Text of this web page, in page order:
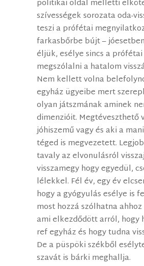
politikai oldal melletti
szívességek sorozata oda-
teszi a prófétai
farkasbőrbe bújt –
éljük, esélye sincs a
megszólalni a hatalom
Nem kellett volna
egyház ügyeibe mert
olyan játszmának aminek
dimenzióit. Megtéveszthető
jóhiszemű vagy és aki a
téged is megvezetett.
tavaly az elvonulásról
visszamegy hogy egyedül,
lélekkel. Fél év, egy év
hogy a gyógyulás esélye is
most hozzá szólhatna
ami elkezdődött arról,
ref egyház és hogy tudna
De a püspöki székből
szavát is bárki meghallja.